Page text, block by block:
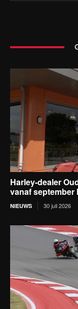
Harley-dealer
vanaf september
NIEUWS 30 juli 2026